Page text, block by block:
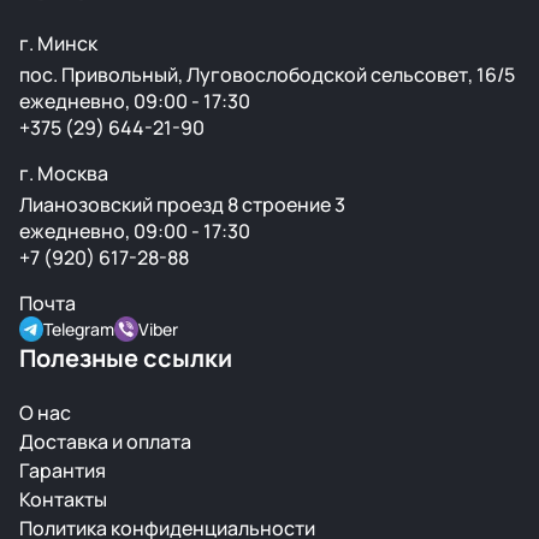
г. Минск
пос. Привольный, Луговослободской сельсовет, 16/5
ежедневно, 09:00 - 17:30
+375 (29) 644-21-90
г. Москва
Лианозовский проезд 8 строение 3
ежедневно, 09:00 - 17:30
+7 (920) 617-28-88
Почта
Telegram Viber
Полезные ссылки
О нас
Доставка и оплата
Гарантия
Контакты
Политика конфиденциальности